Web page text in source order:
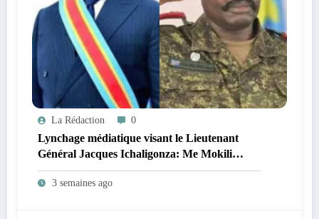
La Rédaction 0
Lynchage médiatique visant le Lieutenant
Général Jacques Ichaligonza: Me Mokili
Mungunuti David attend l’intervention
urgente du Chef de l’Etat !
3 semaines ago